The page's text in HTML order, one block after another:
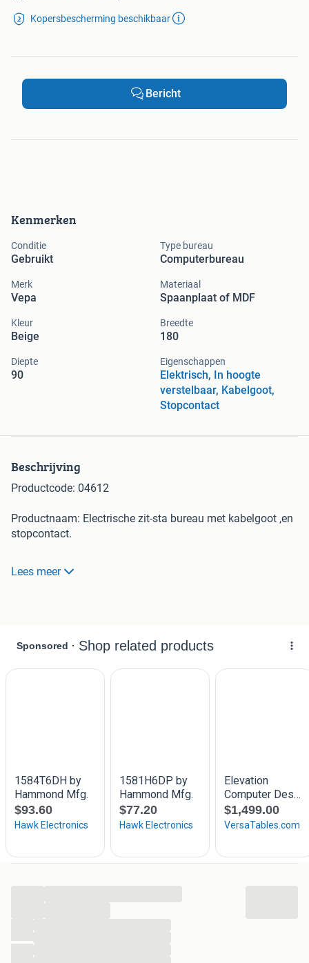
Kenmerken
Conditie
Gebruikt
Type bureau
Computerbureau
Merk
Vepa
Materiaal
Spaanplaat of MDF
Kleur
Beige
Breedte
180
Diepte
90
Eigenschappen
Elektrisch, In hoogte
verstelbaar, Kabelgoot,
Stopcontact
Beschrijving
Productcode: 04612
Productnaam: Electrische zit-sta bureau met kabelgoot ,en
stopcontact.
Specificaties:
Afmetingen werkplek: 180x90xH65-131 cm
Prijs: 302.50 euro / set inclusief BTW
Vooraad: 5 stuks
Levering in Nederland:
Wij kunnen overal in Nederland leveren voor slechts 20
euro. Houd er rekening mee dat de levering alleen aan de
Lees meer
Kopersbescherming beschikbaar
Bericht